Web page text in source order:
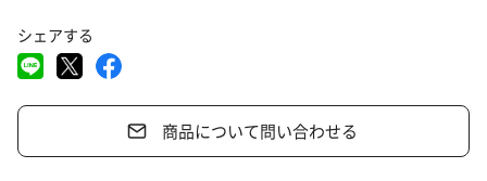
#部下男性
#取引先女性
#女子中学生 #男子高校生 #女子高校生
シェアする
商品について問い合わせる